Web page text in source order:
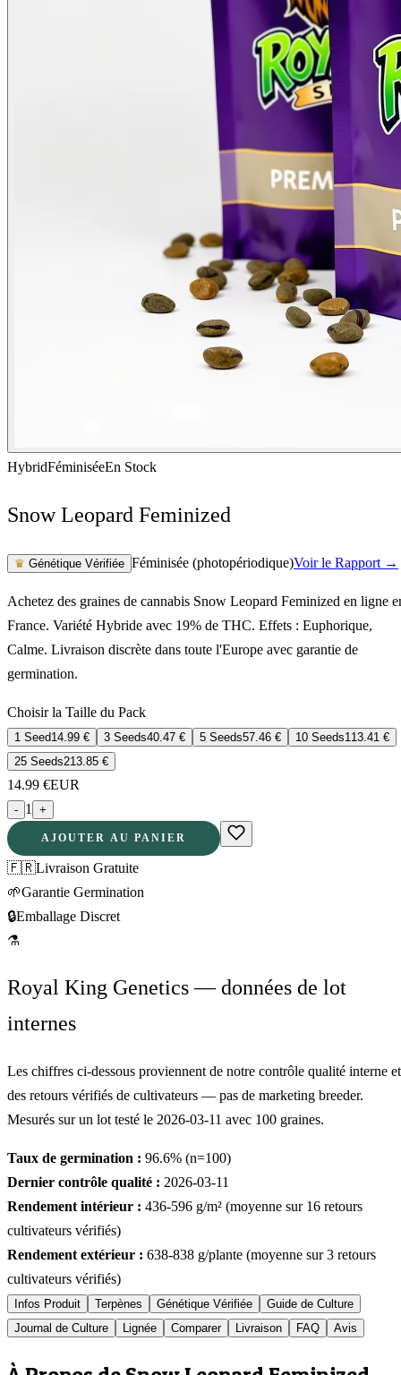
HybridFéminiséeEn Stock
Snow Leopard Feminized
♛ Génétique Vérifiée Féminisée (photopériodique)Voir le Rapport →
Achetez des graines de cannabis Snow Leopard Feminized en ligne
France. Variété Hybride avec 19% de THC. Effets : Euphorique,
Calme. Livraison discrète dans toute l'Europe avec garantie de
germination.
Choisir la Taille du Pack
1 Seed14.99 € 3 Seeds40.47 € 5 Seeds57.46 € 10 Seeds113.41 €
25 Seeds213.85 €
14.99 €EUR
- 1 +
AJOUTER AU PANIER
🇫🇷Livraison Gratuite
🌱Garantie Germination
🔒Emballage Discret
⚗
Royal King Genetics — données de lot
internes
Les chiffres ci-dessous proviennent de notre contrôle qualité interne et
des retours vérifiés de cultivateurs — pas de marketing breeder.
Mesurés sur un lot testé le 2026-03-11 avec 100 graines.
Taux de germination : 96.6% (n=100)
Dernier contrôle qualité : 2026-03-11
Rendement intérieur : 436-596 g/m² (moyenne sur 16 retours
cultivateurs vérifiés)
Rendement extérieur : 638-838 g/plante (moyenne sur3 retours
cultivateurs vérifiés)
Infos Produit Terpènes Génétique Vérifiée
Guide de Culture
Journal de Culture
Lignée Comparer Livraison FAQ Avis